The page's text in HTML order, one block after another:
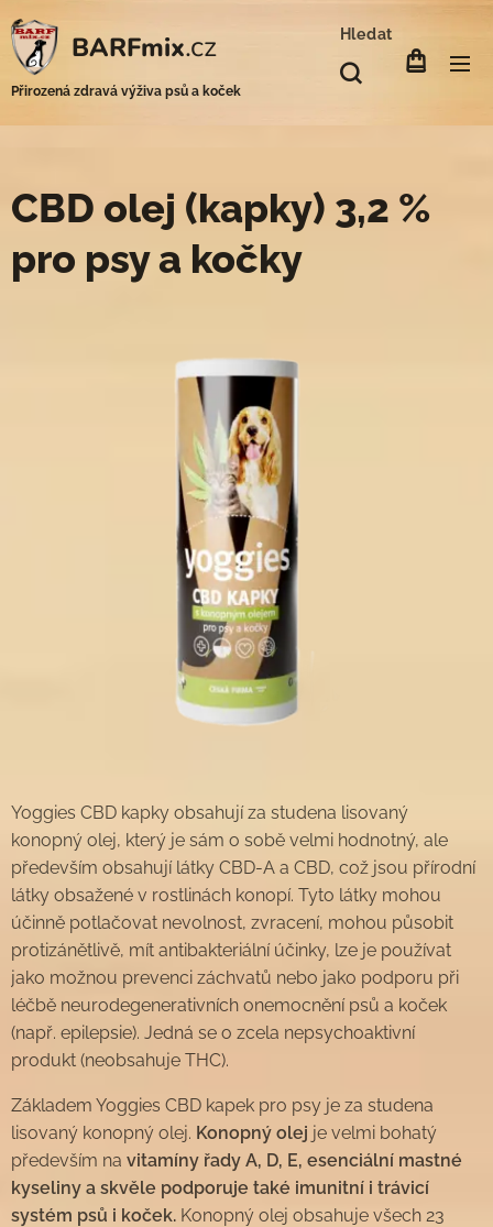
BARFmix.cz
Přirozená zdravá výživa psů a koček
Hledat
CBD olej (kapky) 3,2 %
pro psy a kočky
Yoggies CBD kapky obsahují za studena lisovaný
konopný olej, který je sám o sobě velmi hodnotný, ale
především obsahují látky CBD-A a CBD, což jsou přírodní
látky obsažené v rostlinách konopí. Tyto látky mohou
účinně potlačovat nevolnost, zvracení, mohou působit
protizánětlivě, mít antibakteriální účinky, lze je používat
jako možnou prevenci záchvatů nebo jako podporu při
léčbě neurodegenerativních onemocnění psů a koček
(např. epilepsie). Jedná se o zcela nepsychoaktivní
produkt (neobsahuje THC).
Základem Yoggies CBD kapek pro psy je za studena
lisovaný konopný olej. Konopný olej je velmi bohatý
především na vitamíny řady A, D, E, esenciální mastné
kyseliny a skvěle podporuje také imunitní i trávicí
systém psů i koček. Konopný olej obsahuje všech 23